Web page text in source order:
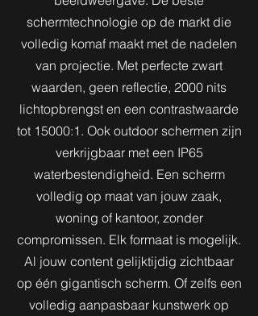
schermtechnologie op de markt die
volledig komaf maakt met de nadelen
van projectie. Met perfecte zwart
waarden, geen reflectie, 2000 nits
lichtopbrengst en een contrastwaarde
tot 15000:1. Ook outdoor schermen zijn
verkrijgbaar met een IP65
waterbestendigheid. Een scherm
volledig op maat van jouw zaak,
woning of kantoor, zonder
compromissen. Elk formaat is mogelijk.
Al jouw content gelijktijdig zichtbaar
op één gigantisch scherm. Of zelfs een
volledig aanpasbaar kunstwerk op